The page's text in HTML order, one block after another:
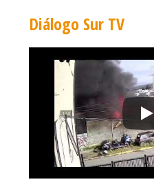
Diálogo Sur TV